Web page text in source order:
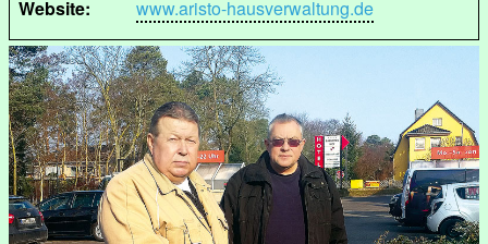
Website:
www.aristo-hausverwaltung.de